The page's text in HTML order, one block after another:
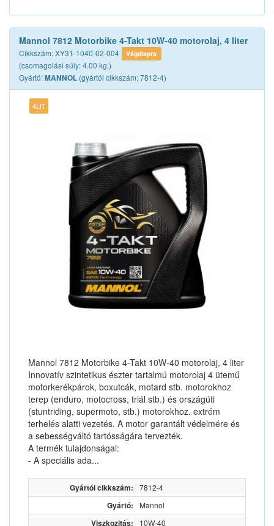
Mannol 7812 Motorbike 4-Takt 10W-40 motorolaj, 4 liter
Cikkszám: XY31-1040-02-004 Vágólapra
(csomagolási súly: 4.00 kg.)
Gyártó:MANNOL (gyártói cikkszám: 7812-4)
4LIT
Mannol 7812 Motorbike 4-Takt 10W-40 motorolaj, 4 liter
Innovatív szintetikus észter tartalmú motorolaj 4 ütemű
motorkerékpárok, boxutcák, motard stb. motorokhoz
terep (enduro, motocross, triál stb.) és országúti
(stuntriding, supermoto, stb.) motorokhoz. extrém
terhelés alatti vezetés. A motor garantált védelmére és
a sebességváltó tartósságára tervezték.
A termék tulajdonságai:
- A speciális ada...
Gyártói cikkszám: 7812-4
Gyártó: Mannol
Viszkozitás: 10W-40